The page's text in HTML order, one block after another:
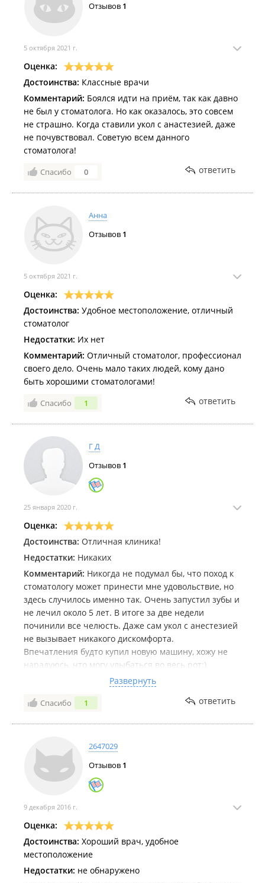
Отзывов 1
5 октября 2021 г.
Оценка:
Достоинства: Классные врачи
Комментарий: Боялся идти на приём, так как давно
не был у стоматолога. Но как оказалось, это совсем
не страшно. Когда ставили укол с анастезией, даже
не почувствовал. Советую всем данного
стоматолога!
Спасибо 0 ответить
Анна
Отзывов 1
5 октября 2021 г.
Оценка:
Достоинства: Удобное местоположение, отличный
стоматолог
Недостатки: Их нет
Комментарий: Отличный стоматолог, профессионал
своего дело. Очень мало таких людей, кому дано
быть хорошими стоматологами!
Спасибо 1 ответить
Г Д
Отзывов 1
25 января 2020 г.
Оценка:
Достоинства: Отличная клиника!
Недостатки: Никаких
Комментарий: Никогда не подумал бы, что поход к
стоматологу может принести мне удовольствие, но
здесь случилось именно так. Очень запустил зубы и
не лечил около 5 лет. В итоге за две недели
починили все челюсть. Даже сам укол с анестезией
не вызывает никакого дискомфорта.
Впечатления будто купил новую машину, хожу не
нарадуюсь, что могу улыбаться во весь рот:)
Развернуть
Спасибо 1 ответить
2647029
Отзывов 1
9 декабря 2016 г.
Оценка:
Достоинства: Хороший врач, удобное
местоположение
Недостатки: не обнаружено